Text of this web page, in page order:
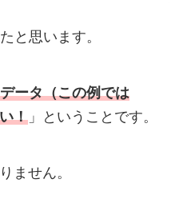
と思います。
データ（この例では
！ 」ということです。
ません。